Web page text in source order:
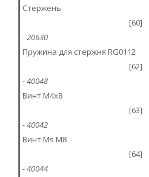
Стержень
[60]
- 20630
Пружина для стержня RG0112
[62]
- 40048
Винт M4x8
[63]
- 40042
Винт Ms M8
[64]
- 40044